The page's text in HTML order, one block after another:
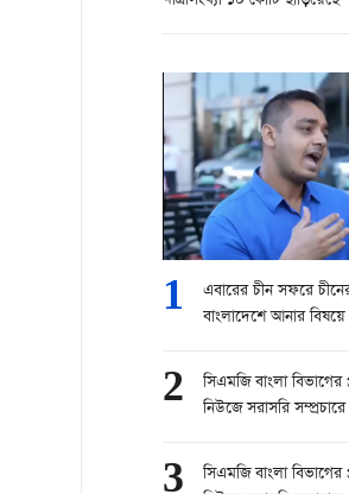
1
এবারের চীন সফরে
বাংলাদেশে আনার বিষয়ে
সিনিয়র রিপোর্টার,
2
সিএমজি বাংলা বিভাগের
নিউজে সরাসরি সম্প্রচারে
part 1
3
সিএমজি বাংলা বিভাগের